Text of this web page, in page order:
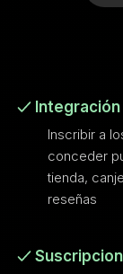
Inscribir a
conceder
tienda,
reseñas